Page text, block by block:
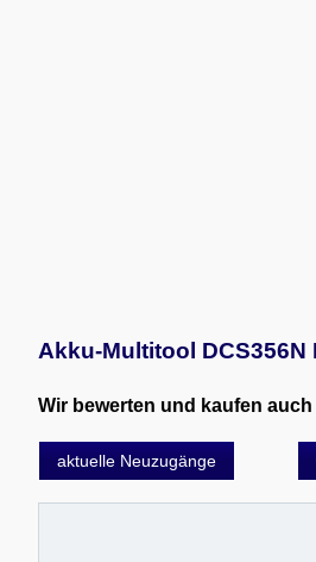
Akku-Multitool
Wir bewerten und kaufen
aktuelle Neuzugänge